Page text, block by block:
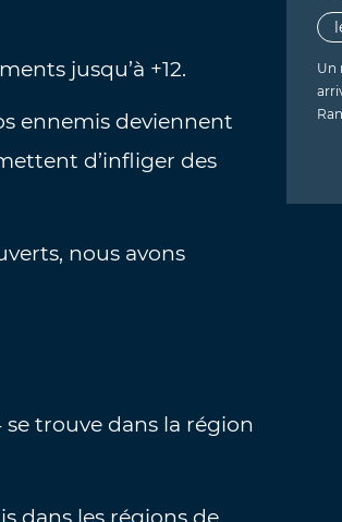
jusqu’à +12.
ennemis deviennent
d’infliger des
nous avons
trouve dans la région
dans les régions de
Un